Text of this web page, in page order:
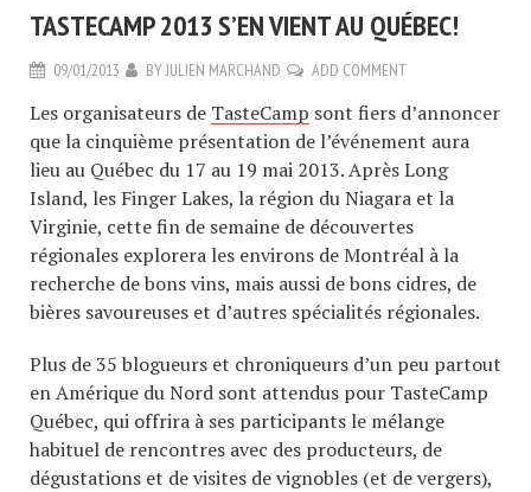
TASTECAMP 2013 S’EN VIENT AU QUÉBEC!
09/01/2013 BYJULIEN MARCHAND ADD COMMENT
Les organisateurs de TasteCamp sont fiers d’annoncer
que la cinquième présentation de l’événement aura
lieu au Québec du 17 au 19 mai 2013. Après Long
Island, les Finger Lakes, la région du Niagara et la
Virginie, cette fin de semaine de découvertes
régionales explorera les environs de Montréal à la
recherche de bons vins, mais aussi de bons cidres, de
bières savoureuses et d’autres spécialités régionales.
Plus de 35 blogueurs et chroniqueurs d’un peu partout
en Amérique du Nord sont attendus pour TasteCamp
Québec, qui offrira à ses participants le mélange
habituel de rencontres avec des producteurs, de
dégustations et de visites de vignobles (et de vergers),